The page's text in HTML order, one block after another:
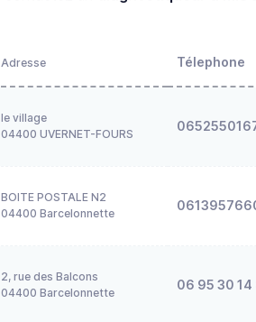
Adresse Télephone
le village
04400 UVERNET-FOURS
BOITE POSTALE N2
04400 Barcelonnette
2, rue des Balcons
04400 Barcelonnette
06 95 30 14